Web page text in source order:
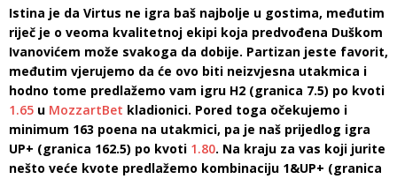
Istina je da Virtus ne igra baš najbolje u gostima, međutim
riječ je o veoma kvalitetnoj ekipi koja predvođena Duškom
Ivanovićem može svakoga da dobije. Partizan jeste favorit,
međutim vjerujemo da će ovo biti neizvjesna utakmica i
hodno tome predlažemo vam igru H2 (granica 7.5) po kvoti
1.65 u MozzartBet kladionici. Pored toga očekujemo i
minimum 163 poena na utakmici, pa je naš prijedlog igra
UP+ (granica 162.5) po kvoti 1.80. Na kraju za vas koji jurite
nešto veće kvote predlažemo kombinaciju 1&UP+ (granica